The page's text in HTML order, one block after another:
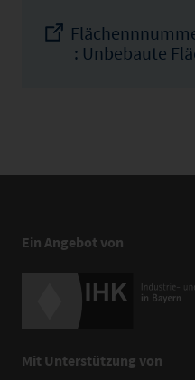
: Unbebaute
Ein Angebot von
Mit Unterstützung von